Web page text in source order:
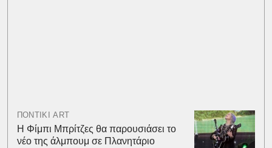
ΠΟΝΤΙΚΙ ART
Η Φίμπι Μπρίτζες θα παρουσιάσει το
νέο της άλμπουμ σε Πλανητάριο